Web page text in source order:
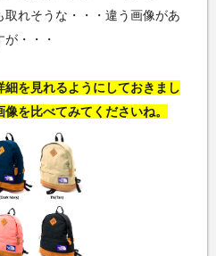
れそうな・・・違う画像があ
・・・
を見れるようにしておきまし
を比べてみてくださいね。